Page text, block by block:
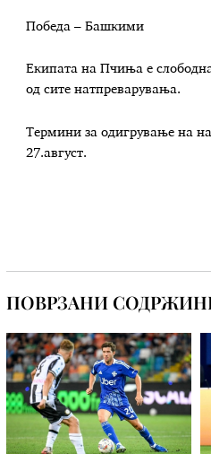
Победа – Башкими
Екипата на Пчиња е
од сите натпреварувања.
Термини за одигрување на
27.август.
ПОВРЗАНИ